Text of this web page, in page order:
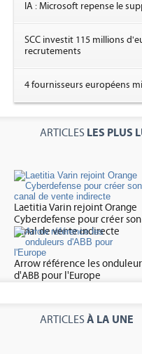
IA : Microsoft repense le
SCC investit 115 millions
recrutements
4 fournisseurs européens
ARTICLES LES PLUS
Laetitia Varin rejoint Orange
Cyberdefense pour créer son
canal de vente indirecte
Arrow référence les
d'ABB pour l'Europe
ARTICLES À LA UNE